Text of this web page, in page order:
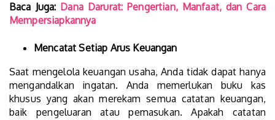
Baca Juga: Dana Darurat: Pengertian, Manfaat, dan Cara
Mempersiapkannya
Mencatat Setiap Arus Keuangan
Saat mengelola keuangan usaha, Anda tidak dapat hanya
mengandalkan ingatan. Anda memerlukan buku kas
khusus yang akan merekam semua catatan keuangan,
baik pengeluaran atau pemasukan. Apakah catatan